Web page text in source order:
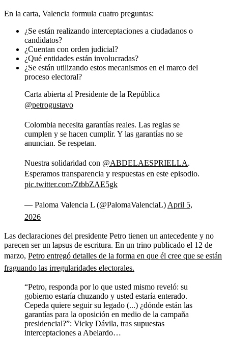
En la carta, Valencia formula cuatro preguntas:
¿Se están realizando interceptaciones a ciudadanos o
candidatos?
¿Cuentan con orden judicial?
¿Qué entidades están involucradas?
¿Se están utilizando estos mecanismos en el marco del
proceso electoral?
Carta abierta al Presidente de la República
@petrogustavo
Colombia necesita garantías reales. Las reglas se
cumplen y se hacen cumplir. Y las garantías no se
anuncian. Se respetan.
Nuestra solidaridad con @ABDELAESPRIELLA.
Esperamos transparencia y respuestas en este episodio.
pic.twitter.com/ZtbbZAE5gk
— Paloma Valencia L (@PalomaValenciaL)April 5,
2026
Las declaraciones del presidente Petro tienen un antecedente y no
parecen ser un lapsus de escritura. En un trino publicado el 12 de
marzo, Petro entregó detalles de la forma en que él cree que se están
fraguando las irregularidades electorales.
“Petro, responda por lo que usted mismo reveló: su
gobierno estaría chuzando y usted estaría enterado.
Cepeda quiere seguir su legado (...) ¿dónde están las
garantías para la oposición en medio de la campaña
presidencial?”: Vicky Dávila, tras supuestas
interceptaciones a Abelardo…